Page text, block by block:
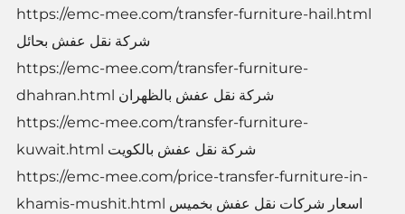
https://emc-mee.com/transfer-furniture-hail.html
شركة نقل عفش بحائل
https://emc-mee.com/transfer-furniture-
dhahran.html شركة نقل عفش بالظهران
https://emc-mee.com/transfer-furniture-
kuwait.html شركة نقل عفش بالكويت
https://emc-mee.com/price-transfer-furniture-in-
khamis-mushit.html اسعار شركات نقل عفش بخميس